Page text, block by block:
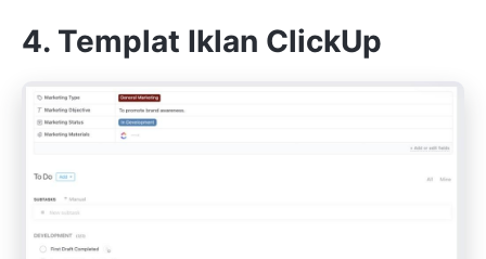
4. Templat Iklan ClickUp